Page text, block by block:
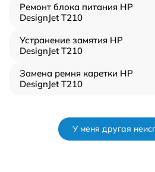
Ремонт блока питания HP
DesignJet T210
Устранение замятия HP
DesignJet T210
Замена ремня каретки HP
DesignJet T210
У меня другая